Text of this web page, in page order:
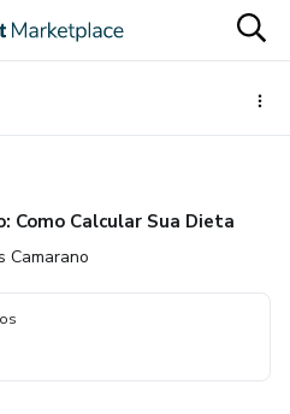
Como Calcular Sua Dieta
Camarano